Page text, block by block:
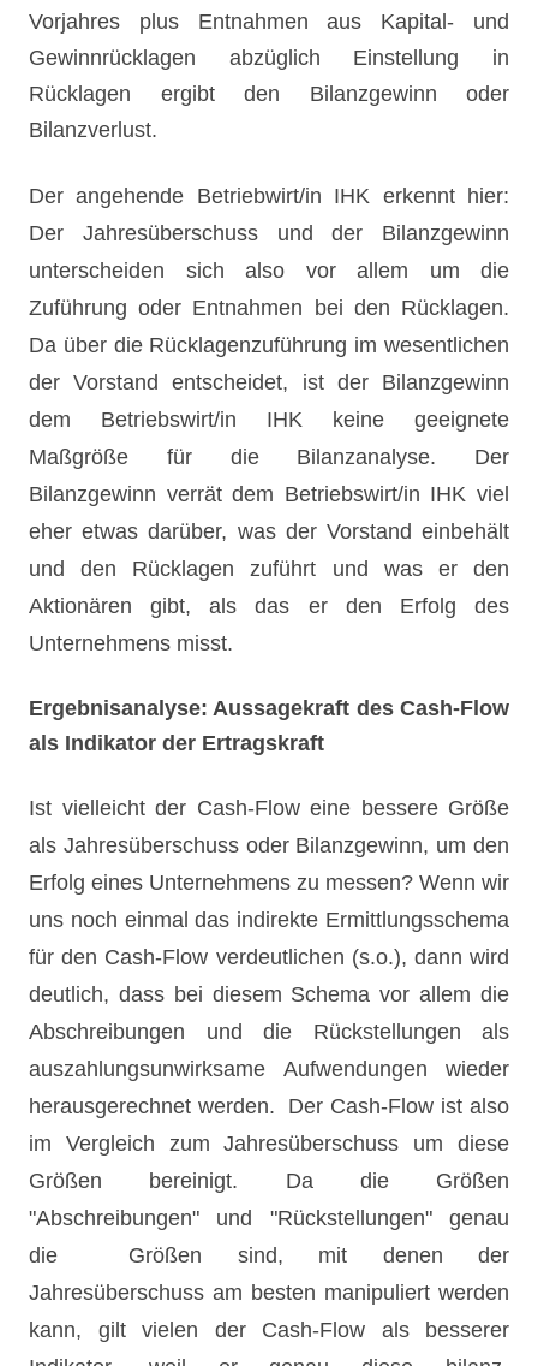
Vorjahres plus Entnahmen aus Kapital- und
Gewinnrücklagen abzüglich Einstellung in
Rücklagen ergibt den Bilanzgewinn oder
Bilanzverlust.
Der angehende Betriebwirt/in IHK erkennt hier:
Der Jahresüberschuss und der Bilanzgewinn
unterscheiden sich also vor allem um die
Zuführung oder Entnahmen bei den Rücklagen.
Da über die Rücklagenzuführung im wesentlichen
der Vorstand entscheidet, ist der Bilanzgewinn
dem Betriebswirt/in IHK keine geeignete
Maßgröße für die Bilanzanalyse. Der
Bilanzgewinn verrät dem Betriebswirt/in IHK viel
eher etwas darüber, was der Vorstand einbehält
und den Rücklagen zuführt und was er den
Aktionären gibt, als das er den Erfolg des
Unternehmens misst.
Ergebnisanalyse: Aussagekraft des Cash-Flow
als Indikator der Ertragskraft
Ist vielleicht der Cash-Flow eine bessere Größe
als Jahresüberschuss oder Bilanzgewinn, um den
Erfolg eines Unternehmens zu messen? Wenn wir
uns noch einmal das indirekte Ermittlungsschema
für den Cash-Flow verdeutlichen (s.o.), dann wird
deutlich, dass bei diesem Schema vor allem die
Abschreibungen und die Rückstellungen als
auszahlungsunwirksame Aufwendungen wieder
herausgerechnet werden. Der Cash-Flow ist also
im Vergleich zum Jahresüberschuss um diese
Größen bereinigt. Da die Größen
"Abschreibungen" und "Rückstellungen" genau
die Größen sind, mit denen der
Jahresüberschuss am besten manipuliert werden
kann, gilt vielen der Cash-Flow als besserer